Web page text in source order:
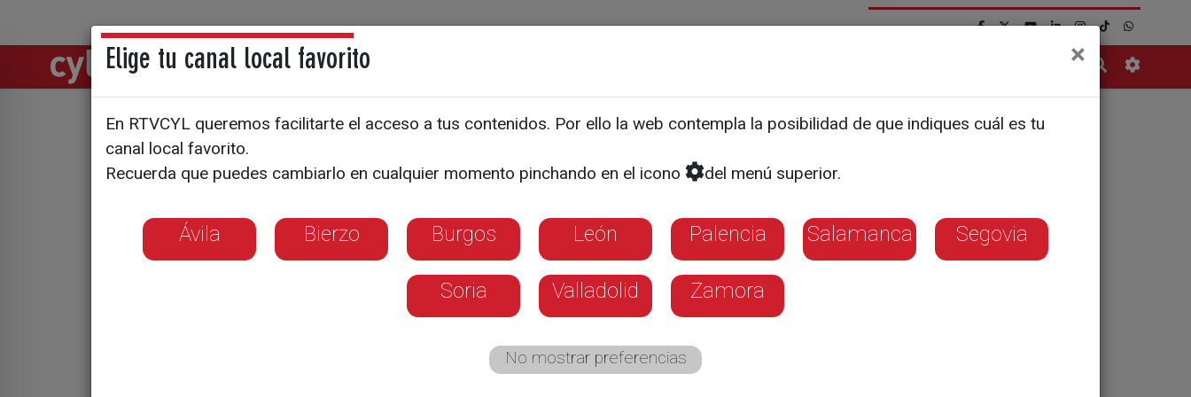
Directos Noticias
CAPTA RESTOS DE LA EXPOSION DEL BIG BANG
El primer atlas del cosmos
El telescopo Planck consigue tomar la fotografía más completa del
universo
Es un logro clave para el estudio de la formación de esrellas y galaxias
Elige tu canal local favorito ×
En RTVCYL queremos facilitarte el acceso a tus contenidos. Por ello la web contempla la posibilidad de que indiques cuál es tu
canal local favorito.
Recuerda que puedes cambiarlo en cualquier momento pinchando en el icono
del menú superior.
Ávila Bierzo Burgos León Palencia Salamanca Segovia
Soria Valladolid Zamora
No mostrar preferencias